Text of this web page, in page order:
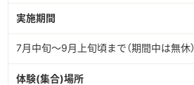
実施期間
7月中旬～9月上旬頃まで（期間中は無休）
体験(集合)場所